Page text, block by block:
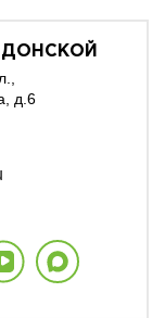
ДОНСКОЙ
д.6